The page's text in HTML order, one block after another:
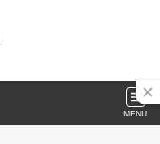
MENU